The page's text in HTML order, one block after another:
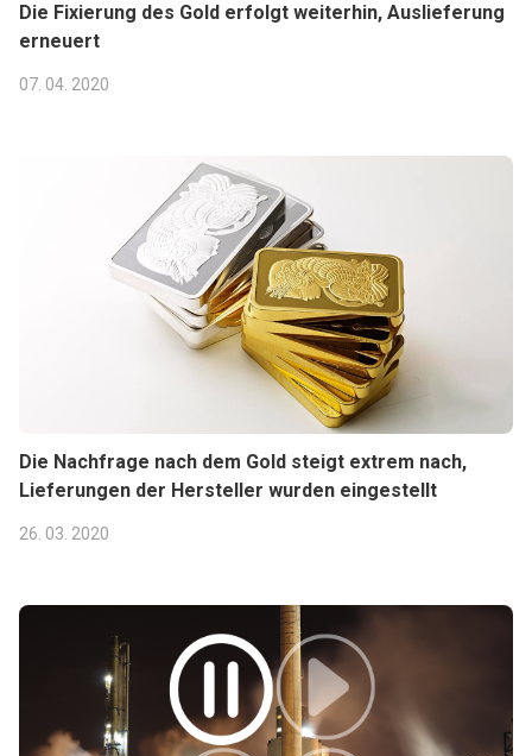
Die Fixierung des Gold erfolgt weiterhin, Auslieferung
erneuert
07. 04. 2020
Die Nachfrage nach dem Gold steigt extrem nach,
Lieferungen der Hersteller wurden eingestellt
26. 03. 2020